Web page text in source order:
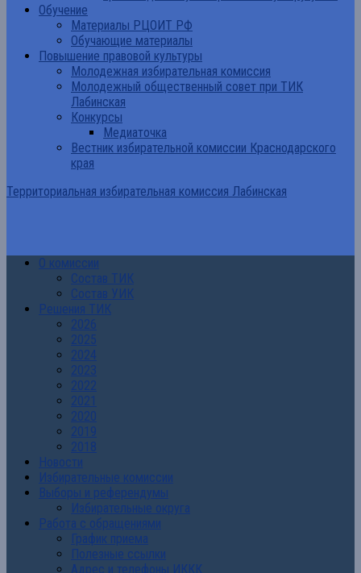
Обучение
Материалы РЦОИТ РФ
Обучающие материалы
Повышение правовой культуры
Молодежная избирательная комиссия
Молодежный общественный совет при ТИК
Лабинская
Конкурсы
Медиаточка
Вестник избирательной комиссии Краснодарского
края
Территориальная избирательная комиссия Лабинская
О комиссии
Состав ТИК
Состав УИК
Решения ТИК
2026
2025
2024
2023
2022
2021
2020
2019
2018
Новости
Избирательные комиссии
Выборы и референдумы
Избирательные округа
Работа с обращениями
График приема
Полезные ссылки
Адрес и телефоны ИККК